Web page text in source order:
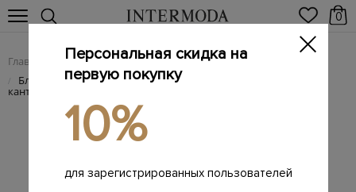
0
Главная Женщинам / Женская одежда / Женские блузы
/ Блуза K/Essential в пижамном стиле с принтом и ярким
кантом
Персональная скидка на
первую покупку
10%
для зарегистрированных пользователей